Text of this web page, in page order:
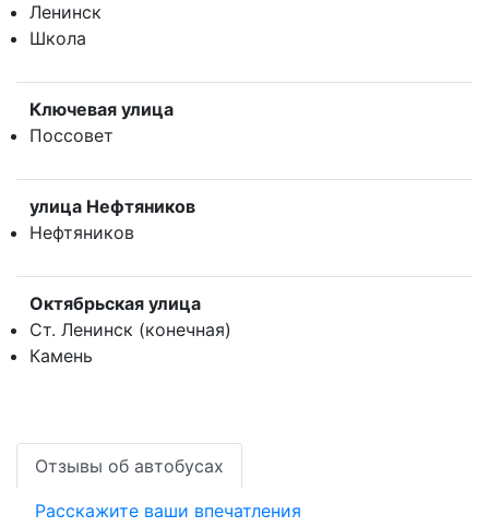
Ленинск
Школа
Ключевая улица
Поссовет
улица Нефтяников
Нефтяников
Октябрьская улица
Ст. Ленинск (конечная)
Камень
Отзывы об автобусах
Расскажите ваши впечатления